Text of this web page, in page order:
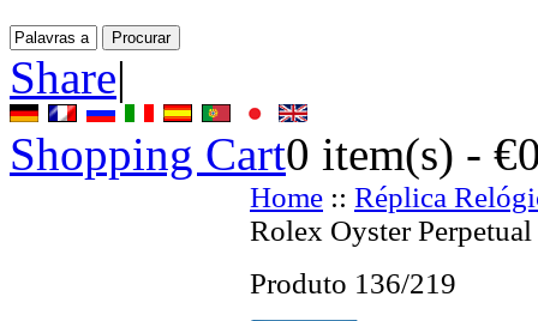
Share|
Shopping Cart0 item(s) -
Home :: Réplica
Rolex Oyster
Produto 136/219